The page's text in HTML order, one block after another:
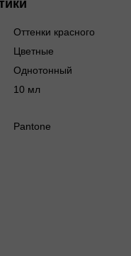
Оттенки красного
Цветные
Однотонный
10 мл
Pantone